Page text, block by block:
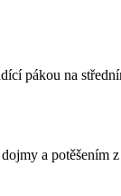
pákou na
a potěšením